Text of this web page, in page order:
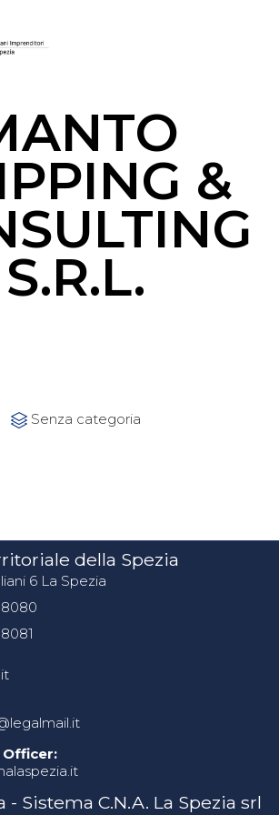
&
S.R.L.
 Category
Senza categoria
della Spezia
6 La Spezia
- Sistema C.N.A. La Spezia srl